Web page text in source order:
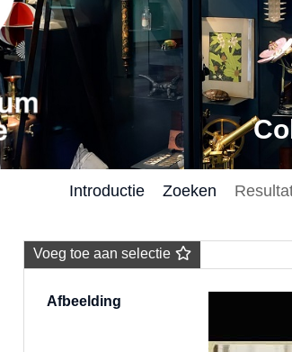
Introductie Zoeken
Voeg toe aan selectie
Afbeelding